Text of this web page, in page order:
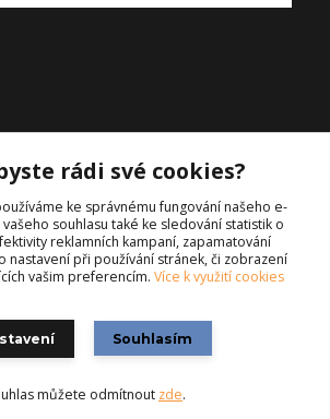
16 hod.)
na Eshop-rychle.cz
rádi své cookies?
ke správnému fungování našeho e-
souhlasu také ke sledování statistik o
reklamních kampaní, zapamatování
nastavení při používání stránek, či zobrazení
vašim preferencím. Více k využití cookies
Souhlasím
můžete odmítnout zde.